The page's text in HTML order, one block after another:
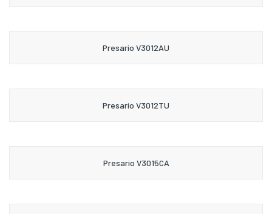
Presario V3012AU
Presario V3012TU
Presario V3015CA